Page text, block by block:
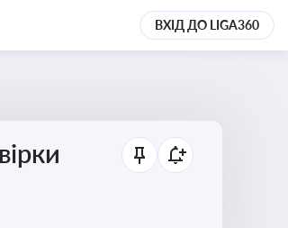
ВХІД ДО LIGA360